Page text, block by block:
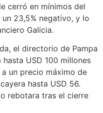
cerró en mínimos del
23,5% negativo, y lo
Galicia.
el directorio de Pampa
USD 100 millones
un precio máximo de
hasta USD 56.
rebotara tras el cierre